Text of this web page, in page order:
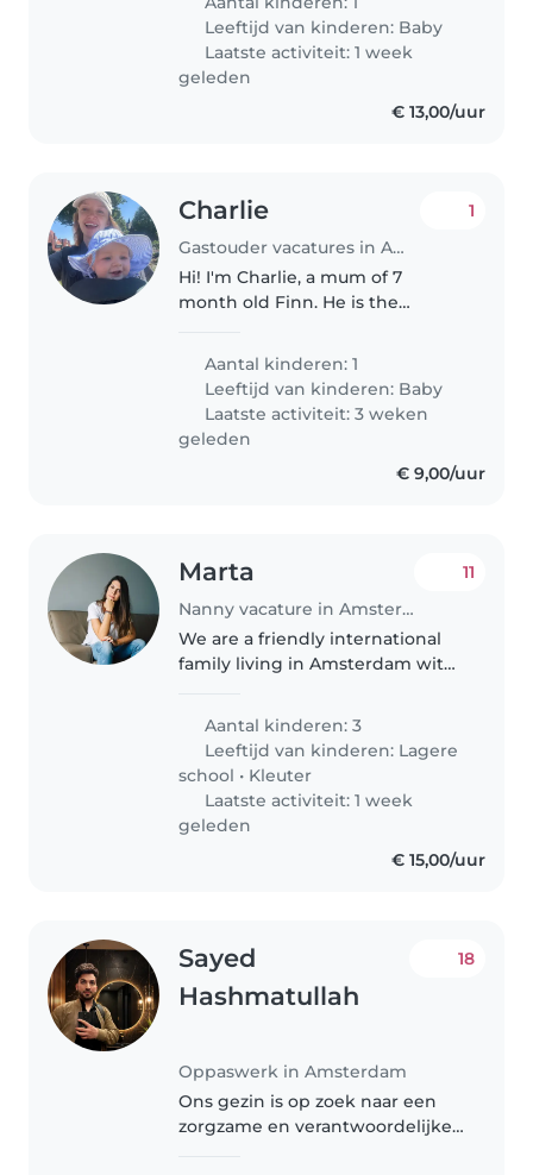
them in our home. Russian
speaking would be a plus!
Leeftijd van kinderen: Baby
Laatste activiteit: 1 week
geleden
€ 13,00/uur
Charlie
Gastouder vacatures in Amsterdam
1
Hi! I'm Charlie, a mum of 7
month old Finn. He is the
We'd love to find more personal
care for him instead of a nursery.
Ideally this would be in a
Gasthouder..
Aantal kinderen: 1
Leeftijd van kinderen: Baby
Laatste activiteit: 3 weken
geleden
€ 9,00/uur
Marta
Nanny vacature in Amsterdam
11
We are a friendly international
family living in Amsterdam with
(9), Guy (7) and Gus (2.5). We are
looking for a caring, reliable and
energetic babysitter..
Aantal kinderen: 3
Leeftijd van kinderen: Lagere
school • Kleuter
Laatste activiteit: 1 week
geleden
€ 15,00/uur
Sayed
Hashmatullah
Oppaswerk in Amsterdam
18
Ons gezin is op zoek naar een
zorgzame en verantwoordelijke